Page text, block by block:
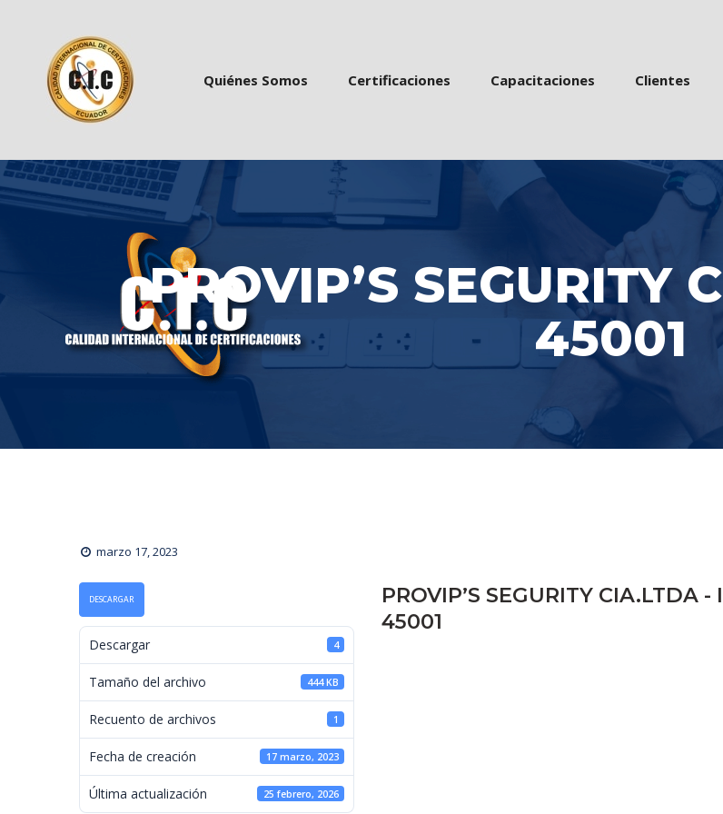
Quiénes Somo Certificacione Capacitacione Cliente
PROVIP’S SEGURITY
45001
marzo 17, 2023
DESCARGAR
Descargar 4
Tamaño del archivo 444 KB
Recuento de archivos 1
Fecha de creación 17 marzo, 2023
Última actualización 25 febrero, 2026
PROVIP’S SEGURITY CIA.LTDA -
45001